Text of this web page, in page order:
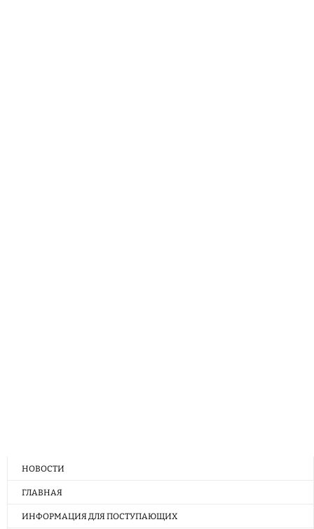
НОВОСТИ
ГЛАВНАЯ
ИНФОРМАЦИЯ ДЛЯ ПОСТУПАЮЩИХ